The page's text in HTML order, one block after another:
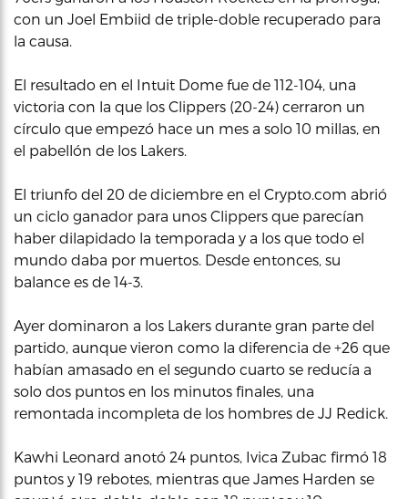
con un Joel Embiid de triple-doble recuperado para
la causa.
El resultado en el Intuit Dome fue de 112-104, una
victoria con la que los Clippers (20-24) cerraron un
círculo que empezó hace un mes a solo 10 millas, en
el pabellón de los Lakers.
El triunfo del 20 de diciembre en el Crypto.com abrió
un ciclo ganador para unos Clippers que parecían
haber dilapidado la temporada y a los que todo el
mundo daba por muertos. Desde entonces, su
balance es de 14-3.
Ayer dominaron a los Lakers durante gran parte del
partido, aunque vieron como la diferencia de +26 que
habían amasado en el segundo cuarto se reducía a
solo dos puntos en los minutos finales, una
remontada incompleta de los hombres de JJ Redick.
Kawhi Leonard anotó 24 puntos, Ivica Zubac firmó 18
puntos y 19 rebotes, mientras que James Harden se